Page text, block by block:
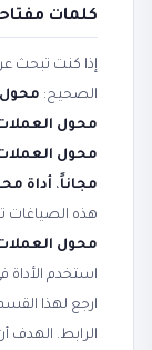
كلمات
إذا كنت تبحث
الصحيح: محول
محول
محول العملات
مجاناً، أداة
هذه الصياغات
محول العملات - 170+ عملة
استخدم الأداة
ارجع لهذا
الرابط. الهدف